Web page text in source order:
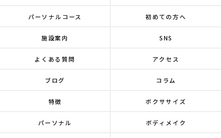
パーソナルコース 初めての方へ
施設案内 SNS
よくある質問 アクセス
ブログ コラム
特徴 ボクササイズ
パーソナル ボディメイク